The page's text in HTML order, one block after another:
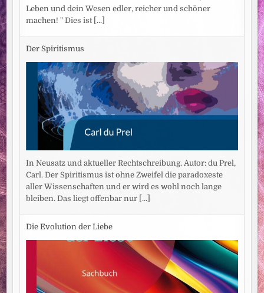
Leben und dein Wesen edler, reicher und schöner
machen! " Dies ist [...]
Der Spiritismus
In Neusatz und aktueller Rechtschreibung. Autor: du Prel,
Carl. Der Spiritismus ist ohne Zweifel die paradoxeste
aller Wissenschaften und er wird es wohl noch lange
bleiben. Das liegt offenbar nur [...]
Die Evolution der Liebe